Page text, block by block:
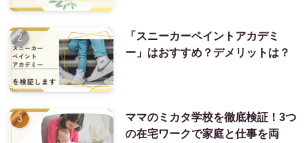
「スニーカーペイントアカデミ
ー」はおすすめ？デメリットは？
ママのミカタ学校を徹底検証！3つ
の在宅ワークで家庭と仕事を両